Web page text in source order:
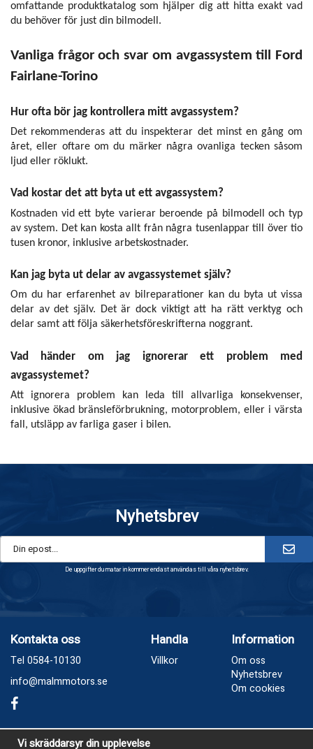
omfattande produktkatalog som hjälper dig att hitta exakt vad
du behöver för just din bilmodell.
Vanliga frågor och svar om avgassystem till Ford
Fairlane-Torino
Hur ofta bör jag kontrollera mitt avgassystem?
Det rekommenderas att du inspekterar det minst en gång om
året, eller oftare om du märker några ovanliga tecken såsom
ljud eller röklukt.
Vad kostar det att byta ut ett avgassystem?
Kostnaden vid ett byte varierar beroende på bilmodell och typ
av system. Det kan kosta allt från några tusenlappar till över tio
tusen kronor, inklusive arbetskostnader.
Kan jag byta ut delar av avgassystemet själv?
Om du har erfarenhet av bilreparationer kan du byta ut vissa
delar av det själv. Det är dock viktigt att ha rätt verktyg och
delar samt att följa säkerhetsföreskrifterna noggrant.
Vad händer om jag ignorerar ett problem med
avgassystemet?
Att ignorera problem kan leda till allvarliga konsekvenser,
inklusive ökad bränsleförbrukning, motorproblem, eller i värsta
fall, utsläpp av farliga gaser i bilen.
Nyhetsbrev
De uppgifter du matar in kommer endast användas till våra nyhetsbrev.
Kontakta oss
Tel 0584-10130
info@malmmotors.se
Handla
Villkor
Information
Om oss
Nyhetsbrev
Om cookies
Besök oss
Vi skräddarsyr din upplevelse